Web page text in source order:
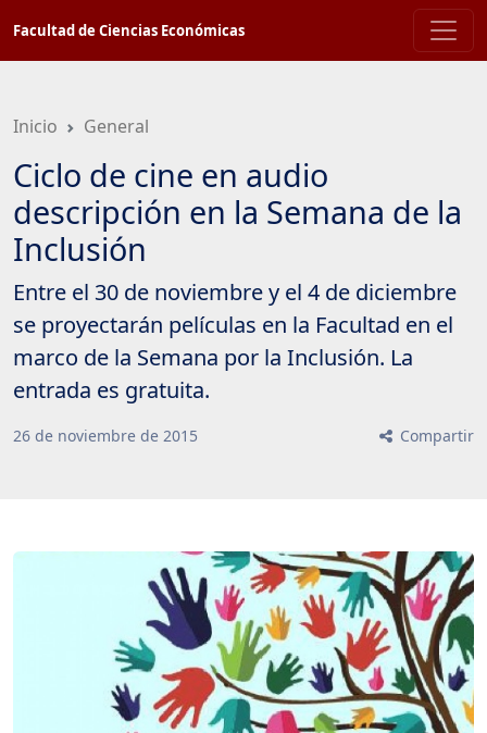
contenido
Facultad de Ciencias Económicas
Inicio General
Ciclo de cine en audio
descripción en la Semana de la
Inclusión
Entre el 30 de noviembre y el 4 de diciembre
se proyectarán películas en la Facultad en el
marco de la Semana por la Inclusión. La
entrada es gratuita.
26 de noviembre de 2015 Compartir